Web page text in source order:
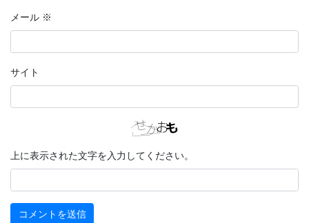
メール ※
サイト
上に表示された文字を入力してください。